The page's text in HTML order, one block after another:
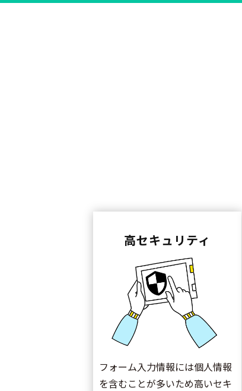
高セキュリティ
フォーム入力情報には個人情報
を含むことが多いため高いセキ